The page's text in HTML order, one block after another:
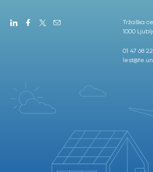
Tržaška
1000
01 47 68